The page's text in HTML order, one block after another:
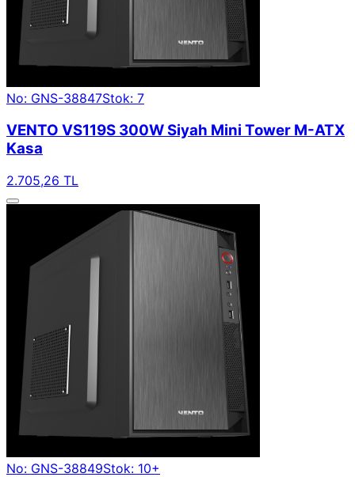
No: GNS-38847Stok: 7
VENTO VS119S 300W Siyah Mini Tower M-ATX
Kasa
2.705,26 TL
No: GNS-38849Stok: 10+